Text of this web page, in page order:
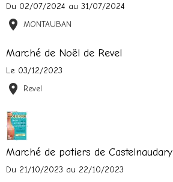
Du 02/07/2024 au 31/07/2024
MONTAUBAN
Marché de Noël de Revel
Le 03/12/2023
Revel
Marché de potiers de Castelnaudary
Du 21/10/2023 au 22/10/2023